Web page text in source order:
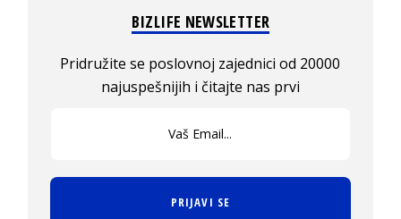
BIZLIFE NEWSLETTER
Pridružite se poslovnoj zajednici od 20000
najuspešnijih i čitajte nas prvi
PRIJAVI SE